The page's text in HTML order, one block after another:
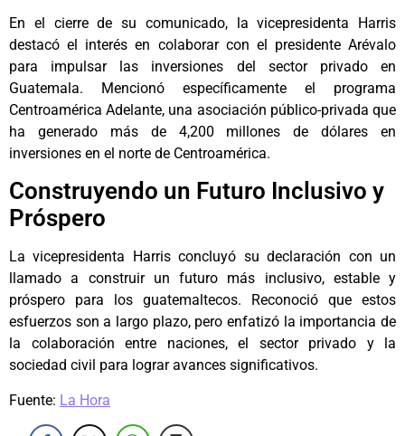
En el cierre de su comunicado, la vicepresidenta Harris
destacó el interés en colaborar con el presidente Arévalo
para impulsar las inversiones del sector privado en
Guatemala. Mencionó específicamente el programa
Centroamérica Adelante, una asociación público-privada que
ha generado más de 4,200 millones de dólares en
inversiones en el norte de Centroamérica.
Construyendo un Futuro Inclusivo y
Próspero
La vicepresidenta Harris concluyó su declaración con un
llamado a construir un futuro más inclusivo, estable y
próspero para los guatemaltecos. Reconoció que estos
esfuerzos son a largo plazo, pero enfatizó la importancia de
la colaboración entre naciones, el sector privado y la
sociedad civil para lograr avances significativos.
Fuente: La Hora